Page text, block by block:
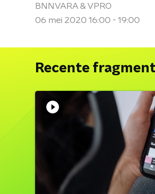
BNNVARA & VPRO
06 mei 2020 16:00 - 19:00
Recente